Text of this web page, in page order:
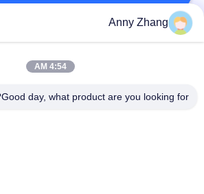
فئات شعبية
عربة نقل البطارية
Anny Zhang
4:54 AM
Good day, what product are you looking for?